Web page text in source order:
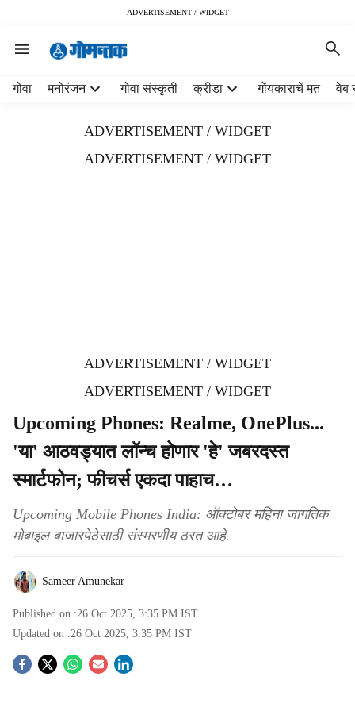
ADVERTISEMENT / WIDGET
गोवा मनोरंजन गोवा संस्कृती क्रीडा गोंयकाराचें मत वेब
ADVERTISEMENT / WIDGET
ADVERTISEMENT / WIDGET
ADVERTISEMENT / WIDGET
ADVERTISEMENT / WIDGET
Upcoming Phones: Realme, OnePlus...
'या' आठवड्यात लॉन्च होणार 'हे' जबरदस्त
स्मार्टफोन; फीचर्स एकदा पाहाच…
Upcoming Mobile Phones India: ऑक्टोबर महिना जागतिक
मोबाइल बाजारपेठेसाठी संस्मरणीय ठरत आहे.
Sameer Amunekar
Published on :26 Oct 2025, 3:35 PM IST
Updated on :26 Oct 2025, 3:35 PM IST
S